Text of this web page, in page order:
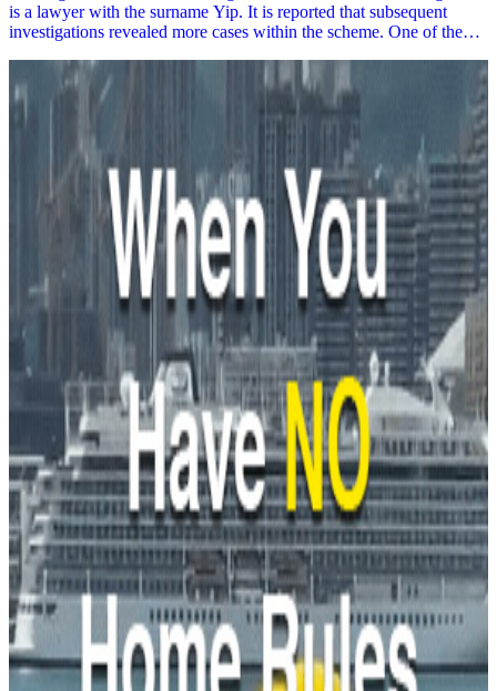
is a lawyer with the surname Yip. It is reported that subsequent
investigations revealed more cases within the scheme. One of the
individuals used fake identities to pose as the deceased owner who
had been absent for 21 years. Together with a middle-aged woman
named Leung, they borrowed money from "loan sharks". However,
shortly after the woman committed the crime, she died by charcoal
burning in Wong Tai Sin Tung Wui Estate in September last year,
along with a female mahjong companion. Before her death, she
accused "Mr. Yip" of being responsible for her demise. The police
believe "Mr. Yip" is a key member of the fraud syndicate. Leung
was suspected of believing Mr. Yip's words due to debt, assisting in
the fraud to make a profit and repay debts, but unfortunately met a
tragic end.